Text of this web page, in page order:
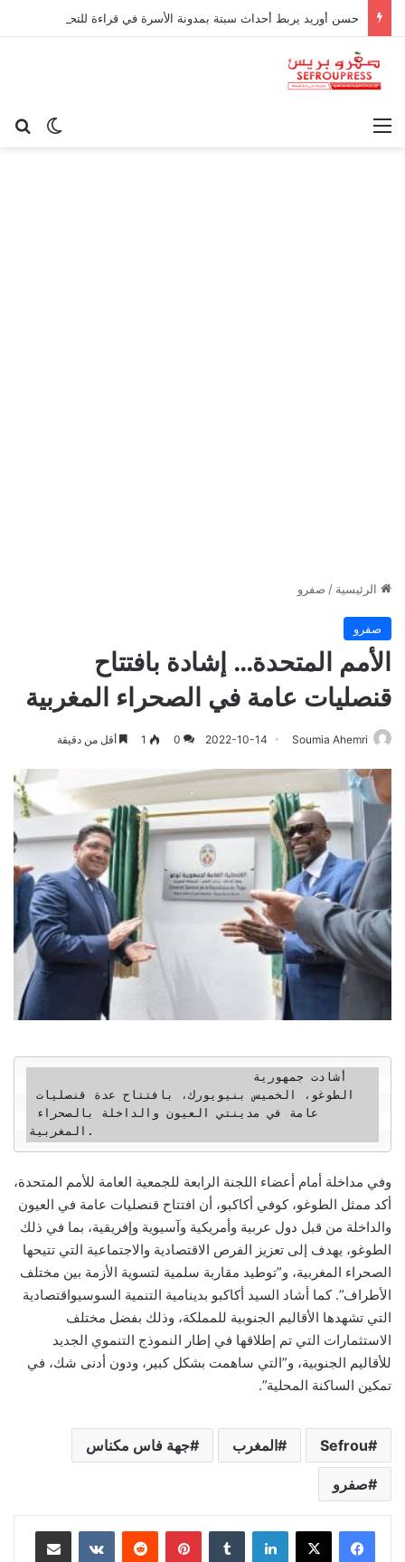
الوضع القائمة
الرئيسية / صفرو
صفرو
الأمم المتحدة… إشادة بافتتاح
قنصليات عامة في الصحراء المغربية
Soumia Ahemri
2022-10-14
0
1 أقل من دقيقة
الطوغو، الخميس بنيويورك، بافتتاح عدة قنصليات
المغربية.
وفي مداخلة أمام أعضاء اللجنة الرابعة للجمعية العامة للأمم المتحدة،
أكد ممثل الطوغو، كوفي أكاكبو، أن افتتاح قنصليات عامة في العيون
والداخلة من قبل دول عربية وأمريكية وآسيوية وإفريقية، بما في ذلك
الطوغو، يهدف إلى تعزيز الفرص الاقتصادية والاجتماعية التي تتيحها
الصحراء المغربية، و”توطيد مقاربة سلمية لتسوية الأزمة بين مختلف
الأطراف”. كما أشاد السيد أكاكبو بدينامية التنمية السوسيواقتصادية
التي تشهدها الأقاليم الجنوبية للمملكة، وذلك بفضل مختلف
الاستثمارات التي تم إطلاقها في إطار النموذج التنموي الجديد
للأقاليم الجنوبية، و”التي ساهمت بشكل كبير، ودون أدنى شك، في
تمكين الساكنة المحلية”.
Sefrou المغرب جهة فاس مكناس
صفرو
لينكدإن بينتيريست مشاركة عبر البريد